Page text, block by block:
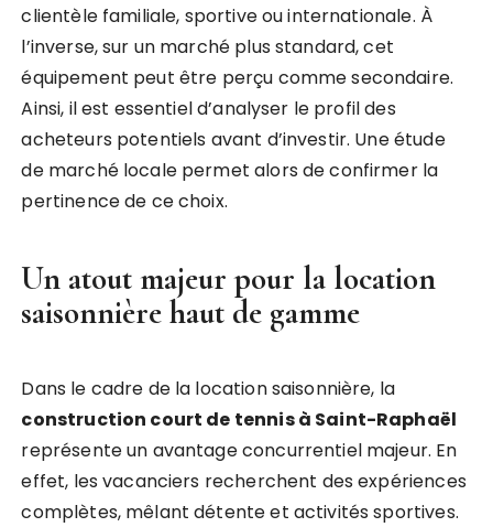
clientèle familiale, sportive ou internationale. À
l’inverse, sur un marché plus standard, cet
équipement peut être perçu comme secondaire.
Ainsi, il est essentiel d’analyser le profil des
acheteurs potentiels avant d’investir. Une étude
de marché locale permet alors de confirmer la
pertinence de ce choix.
Un atout majeur pour la location
saisonnière haut de gamme
Dans le cadre de la location saisonnière, la
construction court de tennis à Saint-Raphaël
représente un avantage concurrentiel majeur. En
effet, les vacanciers recherchent des expériences
complètes, mêlant détente et activités sportives.